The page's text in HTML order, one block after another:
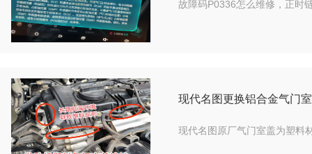
故障码P0336怎么维修，正时
现代名图更换铝合金气门
现代名图原厂气门室盖为塑料